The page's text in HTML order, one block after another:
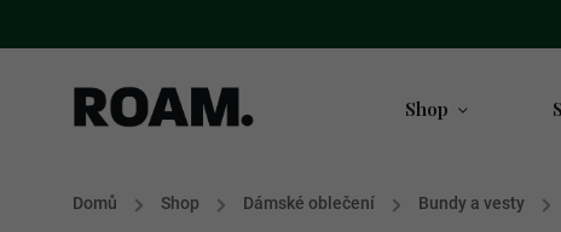
Shop
Domů / Shop / Dámské oblečení / Bundy a vesty /